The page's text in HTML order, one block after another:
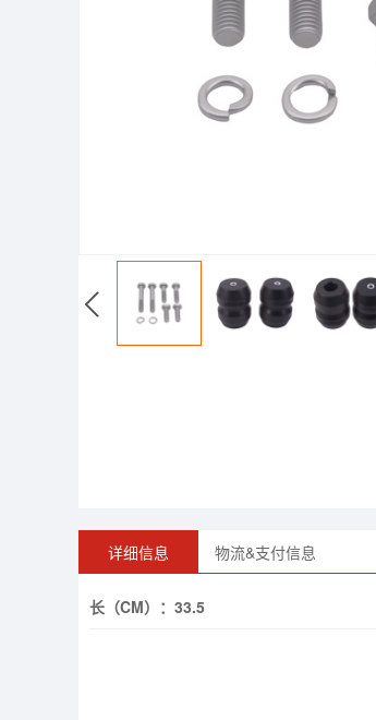
详细信息 物流&支付信息
长（CM）： 33.5